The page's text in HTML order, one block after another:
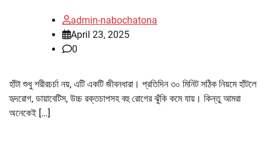
admin-nabochatona
April 23, 2025
0
হাঁটা শুধু শরীরচর্চা নয়, এটি একটি জীবনধারা। প্রতিদিন ৩০ মিনিট সঠিক নিয়মে হাঁটলে
হৃদরোগ, ডায়াবেটিস, উচ্চ রক্তচাপসহ বহু রোগের ঝুঁকি কমে যায়। কিন্তু আমরা
অনেকেই […]